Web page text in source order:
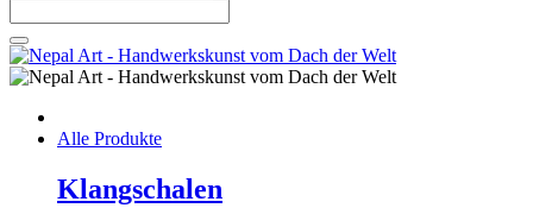
Alle Produkte
Klangschalen